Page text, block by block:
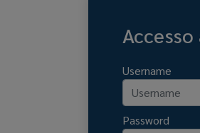
Username
Password